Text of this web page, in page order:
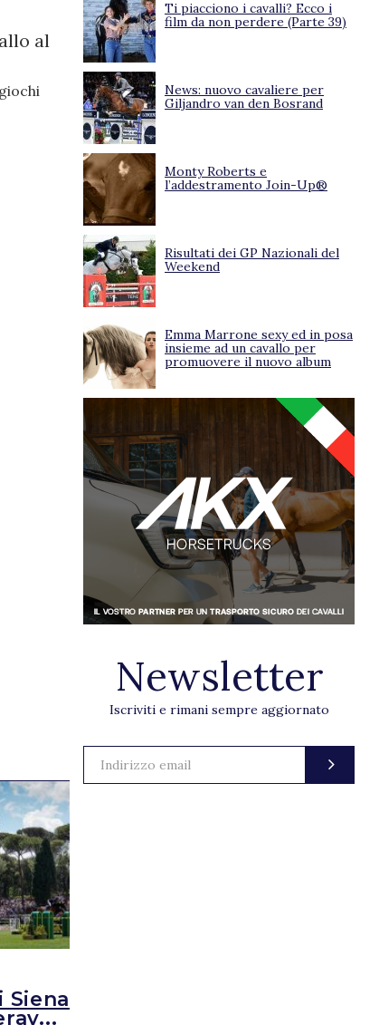
al
Siena una delle
Ti piacciono i cavalli? Ecco i
film da non perdere (Parte 39)
News: nuovo cavaliere per
Giljandro van den Bosrand
Monty Roberts e
l’addestramento Join-Up®
Risultati dei GP Nazionali del
Weekend
Emma Marrone sexy ed in posa
insieme ad un cavallo per
promuovere il nuovo album
Newsletter
Iscriviti e rimani sempre aggiornato